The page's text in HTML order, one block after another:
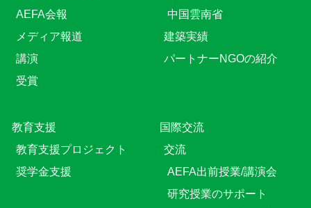
AEFA会報
メディア報道
講演
受賞
中国雲南省
建築実績
パートナーNGOの紹介
教育⽀援
教育⽀援プロジェクト
奨学金支援
国際交流
交流
AEFA出前授業/講演会
研究授業のサポート